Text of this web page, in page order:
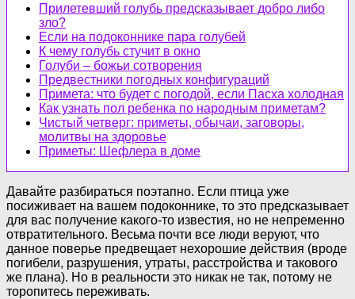
Прилетевший голубь предсказывает добро либо
зло?
Если на подоконнике пара голубей
К чему голубь стучит в окно
Голуби – божьи сотворения
Предвестники погодных конфигураций
Примета: что будет с погодой, если Пасха холодная
Как узнать пол ребенка по народным приметам?
Чистый четверг: приметы, обычаи, заговоры,
молитвы на здоровье
Приметы: Шефлера в доме
Давайте разбираться поэтапно. Если птица уже
посиживает на вашем подоконнике, то это предсказывает
для вас получение какого-то известия, но не непременно
отвратительного. Весьма почти все люди веруют, что
данное поверье предвещает нехорошие действия (вроде
погибели, разрушения, утраты, расстройства и такового
же плана). Но в реальности это никак не так, потому не
торопитесь переживать.